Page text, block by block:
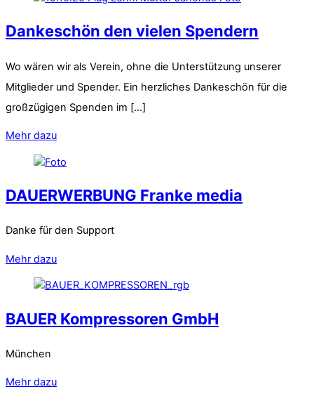
Dankeschön den vielen Spendern
Wo wären wir als Verein, ohne die Unterstützung unserer
Mitglieder und Spender. Ein herzliches Dankeschön für die
großzügigen Spenden im […]
Mehr dazu
DAUERWERBUNG Franke media
Danke für den Support
Mehr dazu
BAUER Kompressoren GmbH
München
Mehr dazu